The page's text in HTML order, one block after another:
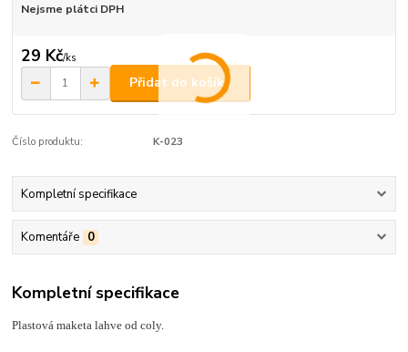
Nejsme plátci DPH
29 Kč/ks
Přidat do košíku
Číslo produktu: K-023
Kompletní specifikace
Komentáře 0
Kompletní specifikace
Plastová maketa lahve od coly.